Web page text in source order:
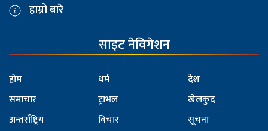
हाम्रो बारे
साइट नेविगेशन
होम
समाचार
अन्तर्राष्ट्रिय
धर्म
ट्राभल
विचार
देश
खेलकुद
सूचना